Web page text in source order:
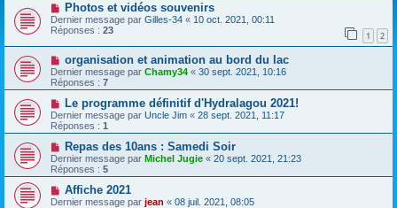
Photos et vidéos souvenirs
Dernier message par Gilles-34 « 10 oct. 2021, 00:11
Réponses : 23 1 2
organisation et animation au bord du lac
Dernier message par Chamy34 « 30 sept. 2021, 10:16
Réponses : 7
Le programme définitif d'Hydralagou 2021!
Dernier message par Uncle Jim « 28 sept. 2021, 11:17
Réponses : 1
Repas des 10ans : Samedi Soir
Dernier message par Michel Jugie « 20 sept. 2021, 21:23
Réponses : 5
Affiche 2021
Dernier message par jean « 08 juil. 2021, 08:05